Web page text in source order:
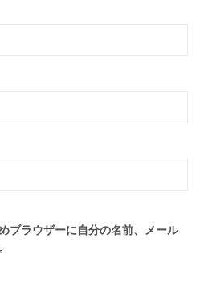
ブラウザーに自分の名前、メール